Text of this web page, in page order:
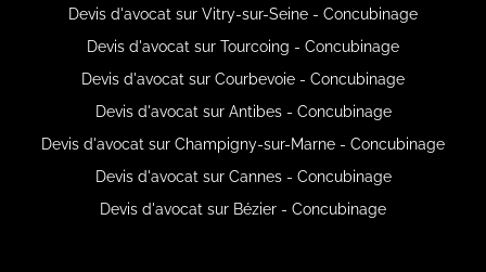
Devis d'avocat sur Vitry-sur-Seine - Concubinage
Devis d'avocat sur Tourcoing - Concubinage
Devis d'avocat sur Courbevoie - Concubinage
Devis d'avocat sur Antibes - Concubinage
Devis d'avocat sur Champigny-sur-Marne - Concubinage
Devis d'avocat sur Cannes - Concubinage
Devis d'avocat sur Bézier - Concubinage